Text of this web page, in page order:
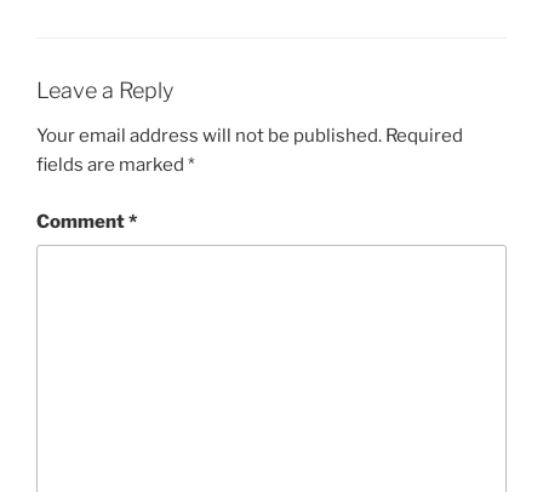
Leave a Reply
Your email address will not be published. Required
fields are marked *
Comment*